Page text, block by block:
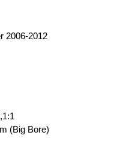
2006-2012
(Big Bore)